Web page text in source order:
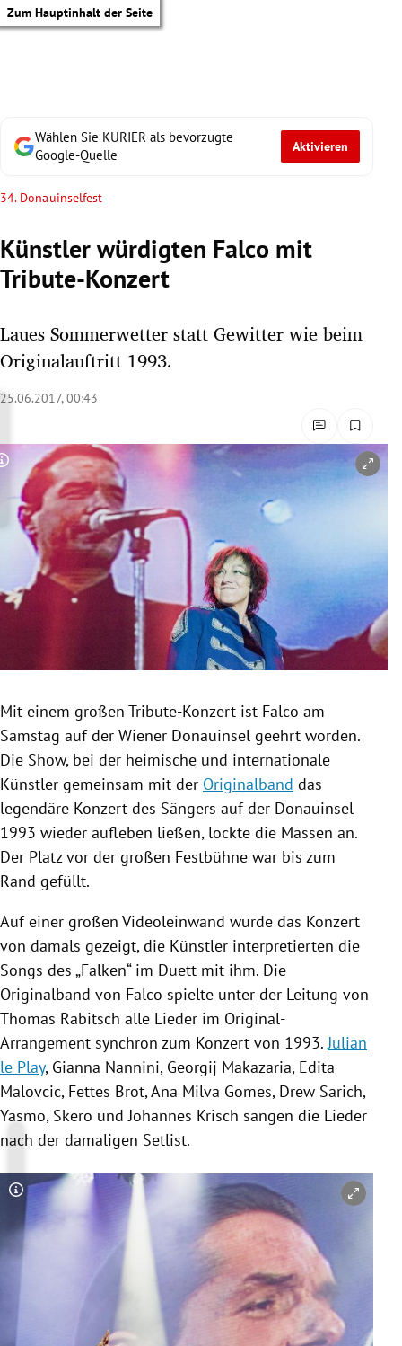
Zum Hauptinhalt der Seite
Untermenü
Untermenü
Untermenü
Untermenü
Untermenü
Untermenü
Wählen Sie KURIER als bevorzugte
Google-Quelle
Aktivieren
34. Donauinselfest
Künstler würdigten Falco mit
Tribute-Konzert
Laues Sommerwetter statt Gewitter wie beim
Originalauftritt 1993.
25.06.2017, 00:43
Copyright-Hinweis öffnen/schließen
Mit einem großen Tribute-Konzert ist Falco am
Samstag auf der Wiener Donauinsel geehrt worden.
Die Show, bei der heimische und internationale
Künstler gemeinsam mit der Originalband das
legendäre Konzert des Sängers auf der Donauinsel
1993 wieder aufleben ließen, lockte die Massen an.
Der Platz vor der großen Festbühne war bis zum
Rand gefüllt.
Auf einer großen Videoleinwand wurde das Konzert
von damals gezeigt, die Künstler interpretierten die
Songs des „Falken“ im Duett mit ihm. Die
Originalband von Falco spielte unter der Leitung von
Thomas Rabitsch alle Lieder im Original-
Arrangement synchron zum Konzert von 1993.Julian
le Play, Gianna Nannini, Georgij Makazaria, Edita
Malovcic, Fettes Brot,Ana Milva Gomes, Drew Sarich,
Yasmo, Skero undJohannes Krisch sangen die Lieder
nach der damaligen Setlist.
Copyright-Hinweis öffnen/schließen